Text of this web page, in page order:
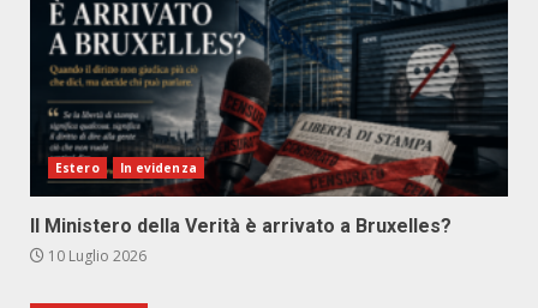
Estero In evidenza
Il Ministero della Verità è arrivato a Bruxelles?
10 Luglio 2026